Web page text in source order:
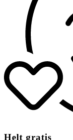
Helt gratis